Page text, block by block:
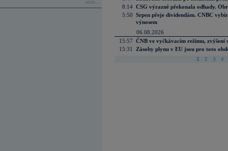
více...
8:14 CSG výrazně překonala odhady.
5:50 Srpen přeje dividendám. CNBC
výnosem
06.08.2026
15:57 ČNB ve vyčkávacím režimu, zvýšení
15:31
Zásoby plynu v EU jsou pro toto
1 2 3 4